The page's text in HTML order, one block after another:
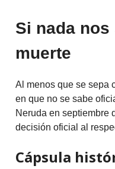
Si nada
muerte
Al menos que se sepa
en que no se sabe
Neruda en septiembre
decisión oficial al
Cápsula